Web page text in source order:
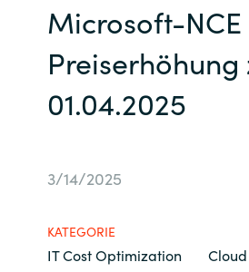
Global site
Africa
Australia
Ressourcen
IT Campus -
Microsoft-NCE
Preiserhöhung
01.04.2025
3/14/2025
KATEGORIE
IT Cost Optimization
Cloud